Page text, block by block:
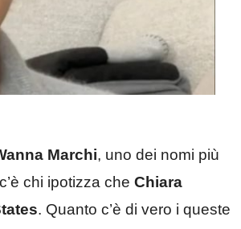
Marchi, uno dei nomi più
chi ipotizza che Chiara
. Quanto c’è di vero i queste